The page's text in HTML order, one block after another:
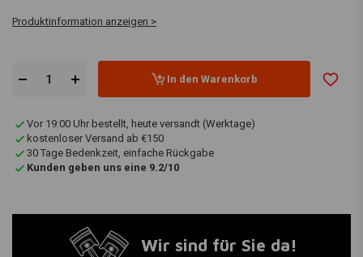
Produktinformation anzeigen >
In den Warenkorb
Vor 19:00 Uhr bestellt, heute versandt (Werktage)
kostenloser Versand ab €150
30 Tage Bedenkzeit, einfache Rückgabe
Kunden geben uns eine 9.2/10
Wir sind für Sie da!